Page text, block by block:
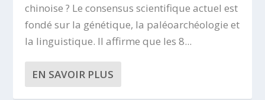
chinoise ? Le consensus scientifique actuel est
fondé sur la génétique, la paléoarchéologie et
la linguistique. Il affirme que les 8...
EN SAVOIR PLUS